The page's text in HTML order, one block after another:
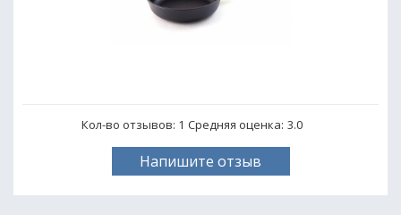
Кол-во отзывов: 1 Средняя оценка: 3.0
Напишите отзыв